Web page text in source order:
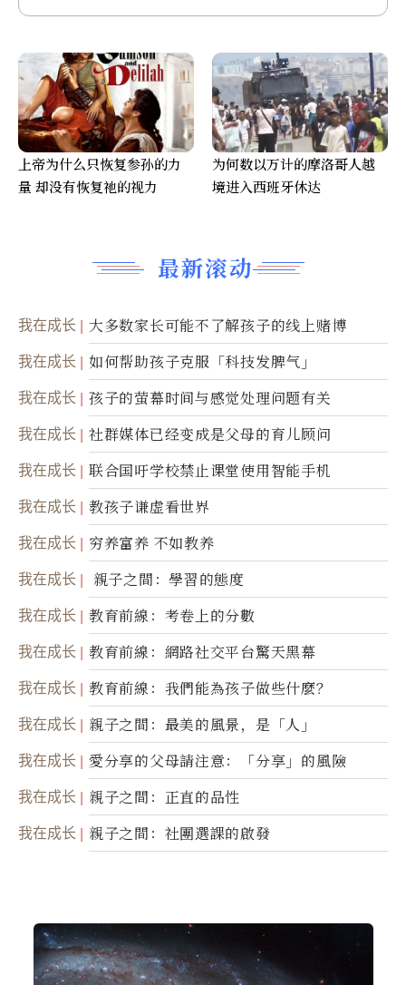
最新滚动
我在成长 大多数家长可能不了解孩子的线上赌博
我在成长 如何帮助孩子克服「科技发脾气」
我在成长 孩子的萤幕时间与感觉处理问题有关
我在成长 社群媒体已经变成是父母的育儿顾问
我在成长 联合国吁学校禁止课堂使用智能手机
我在成长 教孩子谦虚看世界
我在成长 穷养富养 不如教养
我在成长 親子之間：學習的態度
我在成长 教育前線：考卷上的分數
我在成长 教育前線：網路社交平台驚天黑幕
我在成长 教育前線：我們能為孩子做些什麼？
我在成长 親子之間：最美的風景，是「人」
我在成长 愛分享的父母請注意：「分享」的風險
我在成长 親子之間：正直的品性
我在成长 親子之間：社團選課的啟發
上帝为什么只恢复参孙的力
量 却没有恢复祂的视力
为何数以万计的摩洛哥人越
境进入西班牙休达